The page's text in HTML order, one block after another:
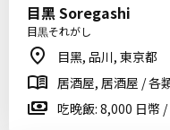
目黑 Soregashi
目黒それがし
目黑, 品川, 東京都
居酒屋, 居酒屋 / 各
吃晚飯: 8,000 日幣